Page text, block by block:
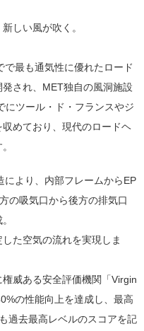
しい風が吹く。
で最も通気性に優れたロード
され、MET独自の風洞施設
にツール・ド・フランスやジ
めており、現代のロードヘ
より、内部フレームからEP
の吸気口から後方の排気口
た空気の流れを実現しま
威ある安全評価機関「Virgin
の性能向上を達成し、最高
過去最高レベルのスコアを記